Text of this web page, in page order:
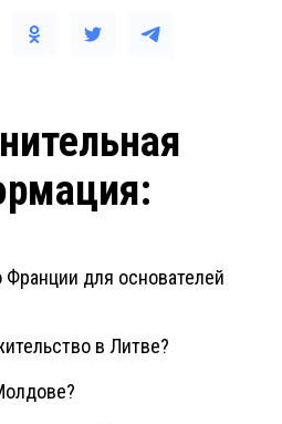
для основателей
в Литве?